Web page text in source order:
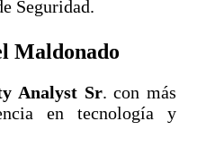
Seguridad.
Maldonado
Analyst Sr. con más
en tecnología y